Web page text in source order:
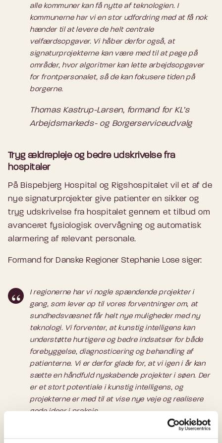
alle kommuner kan få nytte af teknologien. I
kommunerne har vi en stor udfordring med at få nok
hænder til at levere de helt centrale
velfærdsopgaver. Vi håber derfor også, at
signaturprojekterne kan være med til at pege på
områder, hvor algoritmer kan lette arbejdsopgaver
for frontpersonalet, så de kan fokusere tiden på
borgerne.
Thomas Kastrup-Larsen, formand for KL’s
Arbejdsmarkeds- og Borgerserviceudvalg
Tryg ældrepleje og bedre udskrivelse fra
hospitaler
På Bispebjerg Hospital og Rigshospitalet vil et af de
nye signaturprojekter give patienter en sikker og
tryg udskrivelse fra hospitalet gennem et tilbud om
avanceret fysiologisk overvågning og automatisk
alarmering af relevant personale.
Formand for Danske Regioner Stephanie Lose siger:
I regionerne har vi nogle spændende projekter i
gang, som lever op til vores forventninger om, at
sundhedsvæsnet får helt nye muligheder med ny
teknologi. Vi forventer, at kunstig intelligens kan
understøtte hurtigere og bedre indsatser for både
forebyggelse, diagnosticering og behandling af
patienterne. Vi er derfor glade for, at vi igen i år kan
sætte en håndfuld nyskabende projekter i søen. Der
er et stort potentiale i kunstig intelligens, og
projekterne er med til at vise nye veje og realisere
gode ideer i praksis.
Stephanie Lose, formand for Danske Regioner